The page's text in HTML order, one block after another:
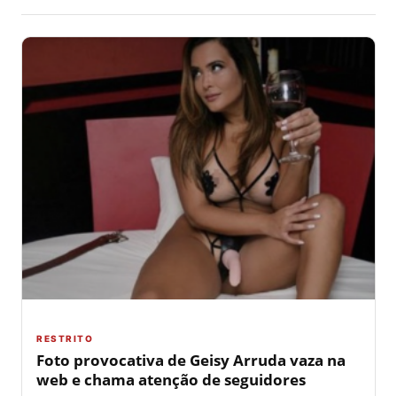
RESTRITO
Foto provocativa de Geisy Arruda vaza na
web e chama atenção de seguidores